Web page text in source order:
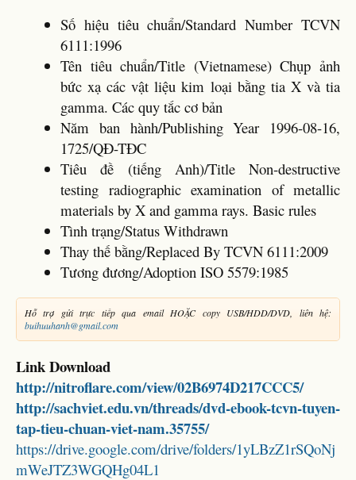
Số hiệu tiêu chuẩn/Standard Number TCVN
6111:1996
Tên tiêu chuẩn/Title (Vietnamese) Chụp ảnh
bức xạ các vật liệu kim loại bằng tia X và tia
gamma. Các quy tắc cơ bản
Năm ban hành/Publishing Year 1996-08-16,
1725/QĐ-TĐC
Tiêu đề (tiếng Anh)/Title Non-destructive
testing radiographic examination of metallic
materials by X and gamma rays. Basic rules
Tình trạng/Status Withdrawn
Thay thế bằng/Replaced By TCVN 6111:2009
Tương đương/Adoption ISO 5579:1985
Hỗ trợ gửi trực tiếp qua email HOẶC copy USB/HDD/DVD, liên hệ:
buihuuhanh@gmail.com
Link Download
http://nitroflare.com/view/02B6974D217CCC5/
http://sachviet.edu.vn/threads/dvd-ebook-tcvn-tuyen-
tap-tieu-chuan-viet-nam.35755/
https://drive.google.com/drive/folders/1yLBzZ1rSQoNj
mWeJTZ3WGQHg04L1